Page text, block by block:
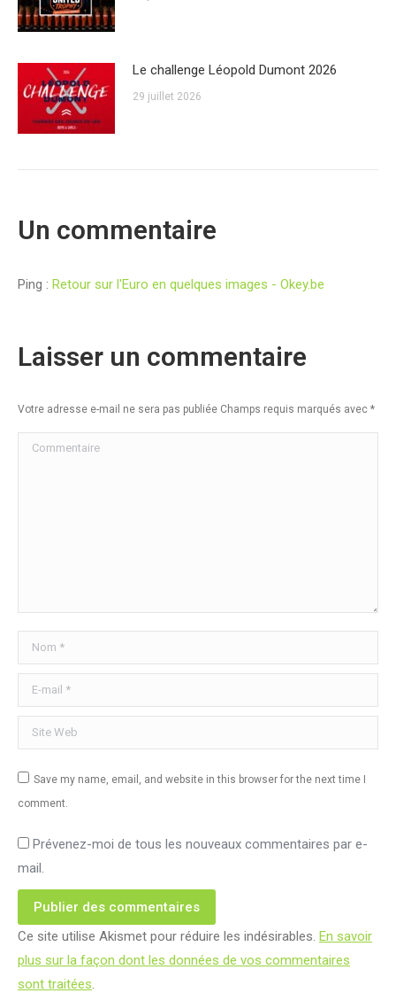
Le challenge Léopold Dumont 2026
29 juillet 2026
Un commentaire
Ping : Retour sur l'Euro en quelques images - Okey.be
Laisser un commentaire
Votre adresse e-mail ne sera pas publiée Champs requis marqués avec *
Commentaire
Nom *
E-mail *
Site Web
Save my name, email, and website in this browser for the next time I
comment.
Prévenez-moi de tous les nouveaux commentaires par e-
mail.
Publier des commentaires
Ce site utilise Akismet pour réduire les indésirables. En savoir
plus sur la façon dont les données de vos commentaires
sont traitées.